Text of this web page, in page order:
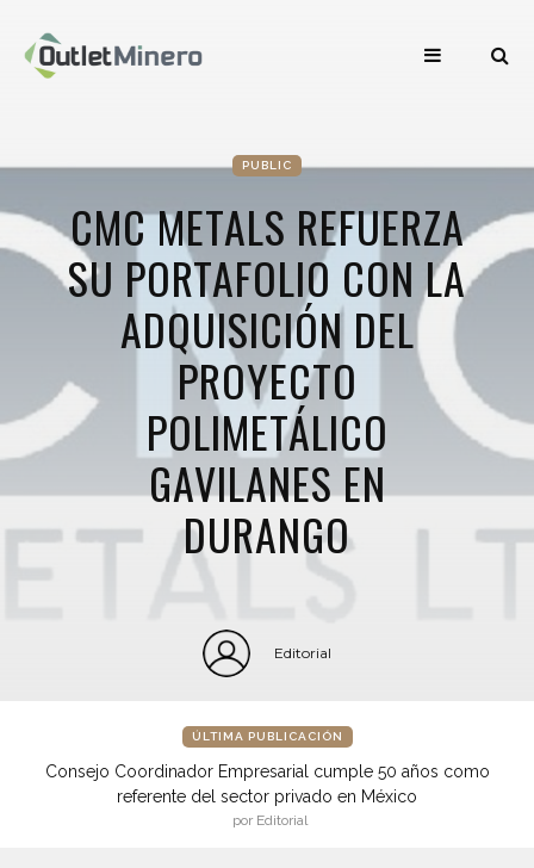
PUBLIC
CMC METALS REFUERZA
SU PORTAFOLIO CON LA
ADQUISICIÓN DEL
PROYECTO
POLIMETÁLICO
GAVILANES EN
DURANGO
Editorial
ÚLTIMA PUBLICACIÓN
Consejo Coordinador Empresarial cumple 50 años como
referente del sector privado en México
por Editorial